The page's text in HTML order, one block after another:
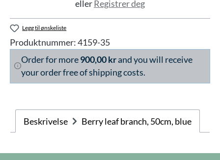
ellerRegistrer deg
Legg til ønskeliste
Produktnummer:4159-35
Order for more900,00 krand you will receive
your order free of shipping costs.
Beskrivelse Berry leaf branch, 50cm, blue